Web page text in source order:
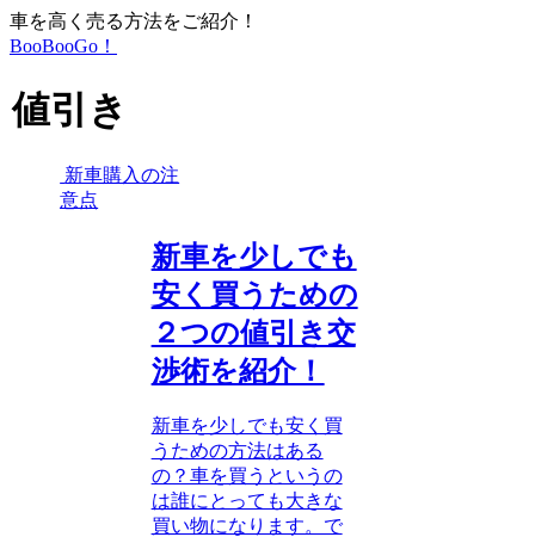
車を高く売る方法をご紹介！
BooBooGo！
値引き
新車購入の注
意点
新車を少しでも
安く買うための
２つの値引き交
渉術を紹介！
新車を少しでも安く買
うための方法はある
の？車を買うというの
は誰にとっても大きな
買い物になります。で